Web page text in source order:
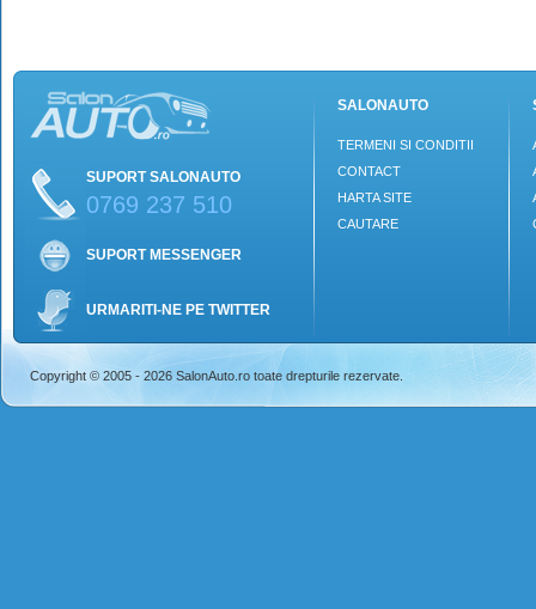
SUPORT SALONAUTO
0769 237 510
SUPORT MESSENGER
URMARITI-NE PE TWITTER
SALONAUTO
TERMENI SI CONDITII
CONTACT
HARTA SITE
CAUTARE
Copyright © 2005 - 2026 SalonAuto.ro toate drepturile rezervate.